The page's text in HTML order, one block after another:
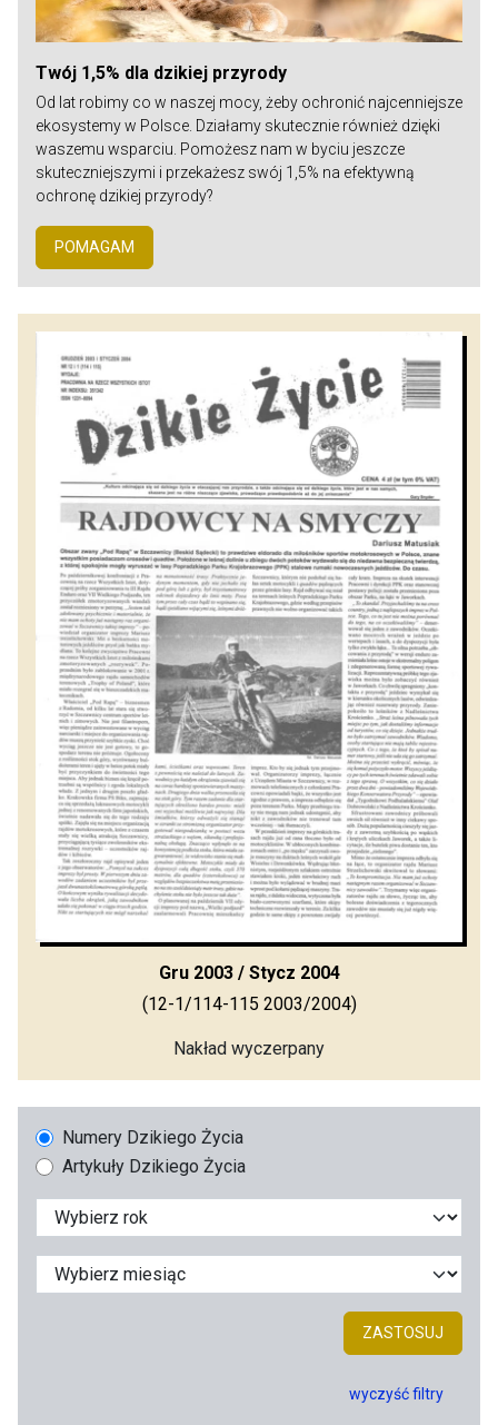
Twój 1,5% dla dzikiej przyrody
Od lat robimy co w naszej mocy, żeby ochronić najcenniejsze
ekosystemy w Polsce. Działamy skutecznie również dzięki
waszemu wsparciu. Pomożesz nam w byciu jeszcze
skuteczniejszymi i przekażesz swój 1,5% na efektywną
ochronę dzikiej przyrody?
POMAGAM
Gru 2003 / Stycz 2004
(12-1/114-115 2003/2004)
Nakład wyczerpany
Numery Dzikiego Życia
Artykuły Dzikiego Życia
ZASTOSUJ
wyczyść filtry